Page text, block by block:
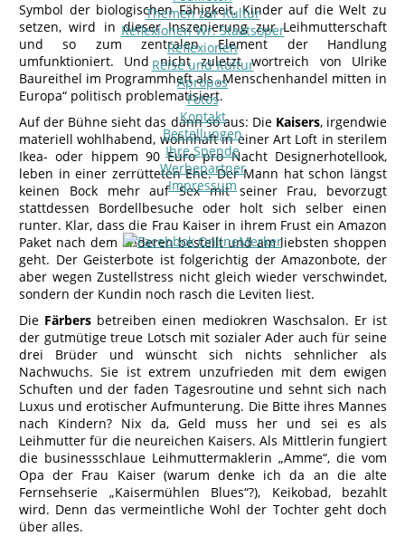
Themen zur Kultur
Reflexionen Wr. Staatsoper
Reflexionen
Reise und Kultur
Apropos
Fotos
Kontakt
Bestellungen
Ihre Spende
Werbepartner
Impressum
Symbol der biologischen Fähigkeit, Kinder auf die Welt zu
setzen, wird in dieser Inszenierung zur Leihmutterschaft
und so zum zentralen Element der Handlung
umfunktioniert. Und nicht zuletzt wortreich von Ulrike
Baureithel im Programmheft als „Menschenhandel mitten in
Europa“ politisch problematisiert.
Auf der Bühne sieht das dann so aus: Die Kaisers, irgendwie
materiell wohlhabend, wohnhaft in einer Art Loft in sterilem
Ikea- oder hippem 90 Euro pro Nacht Designerhotellook,
leben in einer zerrütteten Ehe. Der Mann hat schon längst
keinen Bock mehr auf Sex mit seiner Frau, bevorzugt
stattdessen Bordellbesuche oder holt sich selber einen
runter. Klar, dass die Frau Kaiser in ihrem Frust ein Amazon
Paket nach dem anderen bestellt und am liebsten shoppen
geht. Der Geisterbote ist folgerichtig der Amazonbote, der
aber wegen Zustellstress nicht gleich wieder verschwindet,
sondern der Kundin noch rasch die Leviten liest.
Die Färbers betreiben einen mediokren Waschsalon. Er ist
der gutmütige treue Lotsch mit sozialer Ader auch für seine
drei Brüder und wünscht sich nichts sehnlicher als
Nachwuchs. Sie ist extrem unzufrieden mit dem ewigen
Schuften und der faden Tagesroutine und sehnt sich nach
Luxus und erotischer Aufmunterung. Die Bitte ihres Mannes
nach Kindern? Nix da, Geld muss her und sei es als
Leihmutter für die neureichen Kaisers. Als Mittlerin fungiert
die businessschlaue Leihmuttermaklerin „Amme“, die vom
Opa der Frau Kaiser (warum denke ich da an die alte
Fernsehserie „Kaisermühlen Blues“?), Keikobad, bezahlt
wird. Denn das vermeintliche Wohl der Tochter geht doch
über alles.